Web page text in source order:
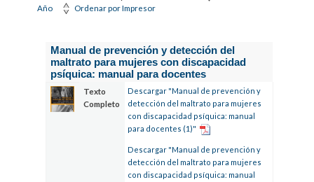
Año
Ordenar por Impresor
Manual de prevención y detección del
maltrato para mujeres con discapacidad
psíquica: manual para docentes
Texto
Completo
Descargar "Manual de prevención y
detección del maltrato para mujeres
con discapacidad psíquica: manual
para docentes (1)"
Descargar "Manual de prevención y
detección del maltrato para mujeres
con discapacidad psíquica: manual